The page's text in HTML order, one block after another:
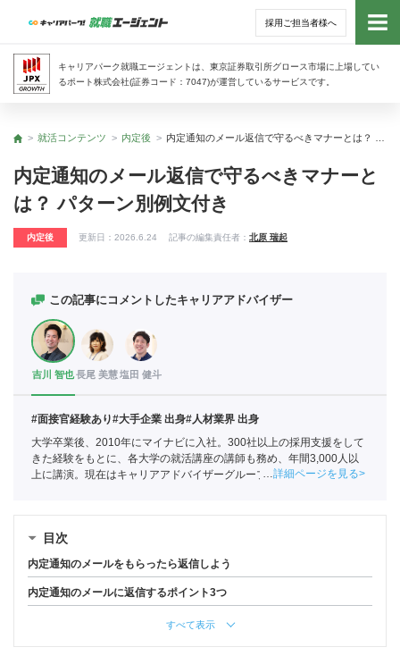
採用ご担当者様へ
キャリアパーク就職エージェントは、東京証券取引所グロース市場に上場してい
るポート株式会社(証券コード：7047)が運営しているサービスです。
トッ
トップ
就活コンテンツ 内定後
内定通知のメール返信で守るべきマナーと
は？ パターン別例文付き
内定後 更新日： 2026.6.24 記事の編集責任者： 北原 瑞起
この記事にコメントしたキャリアアドバイザー
吉川 智也長尾 美慧塩田 健斗
#面接官経験あり#大手企業 出身#人材業界 出身
大学卒業後、2010年にマイナビに入社。300社以上の採用支援をして
きた経験をもとに、各大学の就活講座の講師も務め、年間3,000人以
上に講演。現在はキャリアアドバイザーグループの責任者として年間
詳細ページを見る
目次
内定通知のメールをもらったら返信しよう
内定通知のメールに返信するポイント3つ
すべて表示